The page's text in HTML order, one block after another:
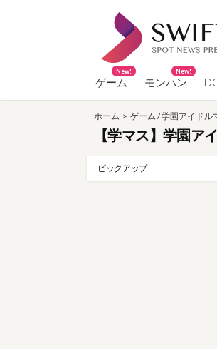
へ
ゲーム
New!
モンハン
New!
ホーム > ゲーム /学園アイドル
【学マス】学園ア
ピックアップ